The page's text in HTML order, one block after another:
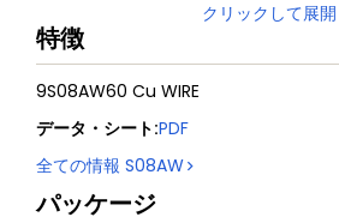
クリックして展開
特徴
9S08AW60 Cu WIRE
データ・シート:PDF
全ての情報 S08AW
パッケージ